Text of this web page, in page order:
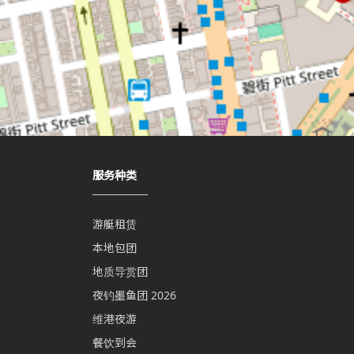
服务种类
游艇租赁
本地包团
地质导赏团
夜钓墨鱼团 2026
维港夜游
餐饮到会